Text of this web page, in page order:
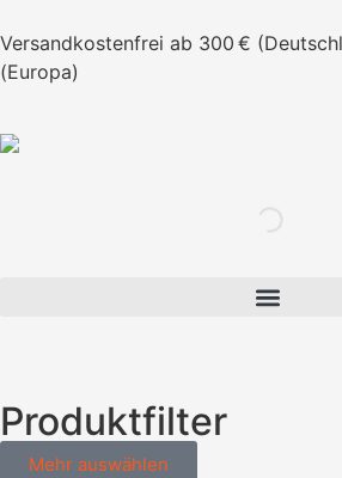
Versandkostenfrei ab 300 €
(Europa)
Produktfilter
Mehr auswählen